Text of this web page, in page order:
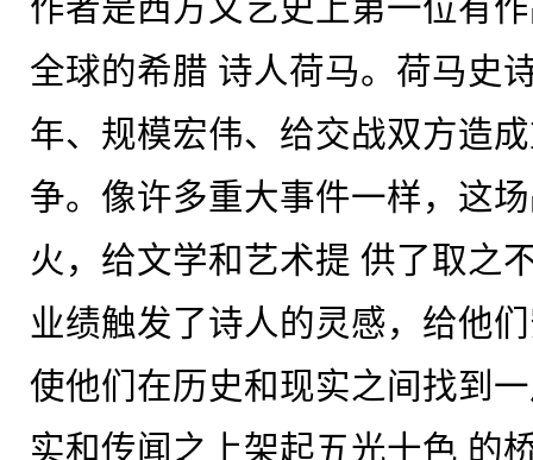
全球的希腊 诗人荷马。荷马史
年、规模宏伟、给交战双方造
争。像许多重大事件一样，这
火，给文学和艺术提 供了取之
业绩触发了诗人的灵感，给他
使他们在历史和现实之间找到
实和传闻之上架起五光十色 的